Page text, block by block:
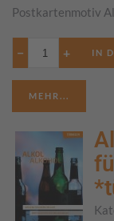
Postkartenmotiv
− +
MEHR...